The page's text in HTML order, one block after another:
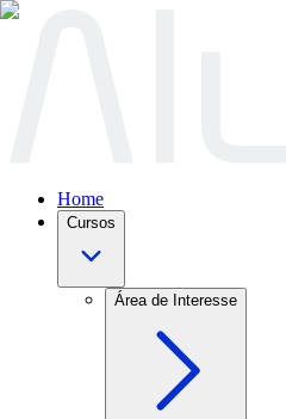
Home
Cursos
Área de Interesse